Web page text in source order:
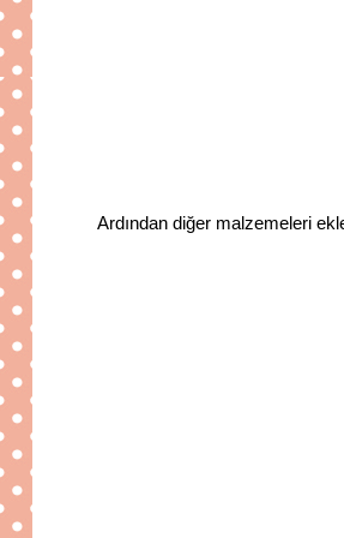
Ardından diğer malzemeleri